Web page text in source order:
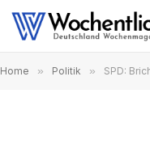
Home » Politik » SPD: Bricht die